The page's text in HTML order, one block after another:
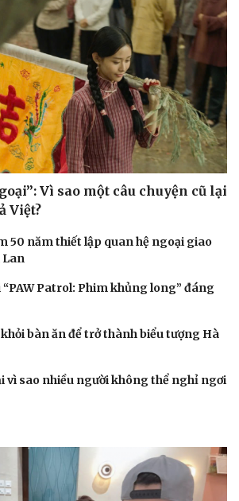
Vì sao một câu chuyện cũ lại
Việt?
50 năm thiết lập quan hệ ngoại giao
Lan
Patrol: Phim khủng long” đáng
bàn ăn để trở thành biểu tượng Hà
vì sao nhiều người không thể nghỉ ngơi